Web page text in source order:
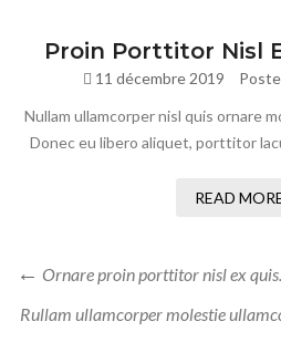
Proin Porttitor Nisl
11 décembre 2019
Nullam ullamcorper nisl quis ornare
Donec eu libero aliquet, porttitor
READ
Ornare proin porttitor nisl ex quis.
Rullam ullamcorper molestie